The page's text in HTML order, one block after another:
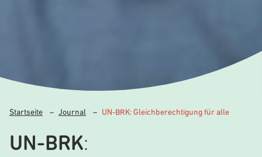
Startseite – Journal – UN-BRK: Gleichberechtigung für alle
UN-BRK: